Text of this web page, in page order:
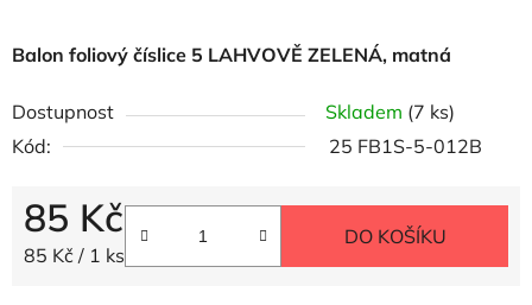
Balon foliový číslice 5 LAHVOVĚ ZELENÁ, matná
Dostupnost Skladem (7 ks)
Kód:
25 FB1S-5-012B
85 Kč
Měrná cena:
85 Kč / 1 ks
DO KOŠÍKU